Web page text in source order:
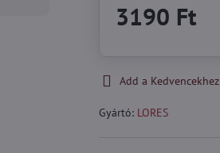
3190 Ft
Add a Kedvencekhez
Gyártó: LORES